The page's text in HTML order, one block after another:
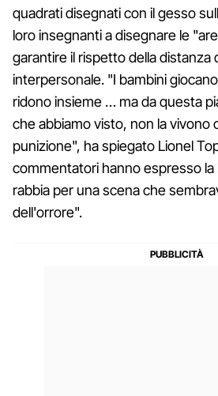
quadrati disegnati con il gesso
loro insegnanti a disegnare le
garantire il rispetto della distanza
interpersonale. "I bambini
ridono insieme … ma da questa
che abbiamo visto, non la vivono
punizione", ha spiegato Lionel
commentatori hanno espresso
rabbia per una scena che
dell'orrore".